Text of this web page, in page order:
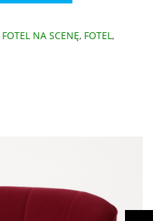
FOTEL NA SCENĘ, FOTEL,